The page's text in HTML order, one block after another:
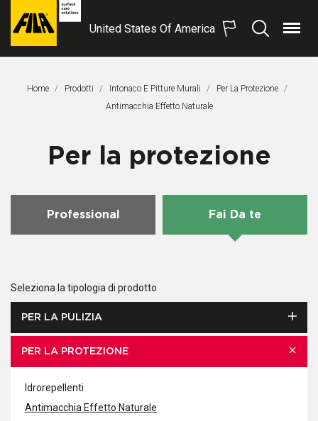
FILA
S.p.A.
United States Of America
SearchMenu
Home Prodotti Intonaco E Pitture Murali
Per La Protezione
Pagina Corrente:
Antimacchia Effetto Naturale
Per la protezione
Professional Fai Da te
Seleziona la tipologia di prodotto
PER LA PULIZIA
PER LA PROTEZIONE
Idrorepellenti
Antimacchia Effetto Naturale